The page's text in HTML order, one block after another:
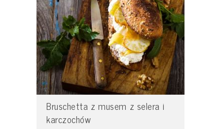
Bruschetta z musem z selera i
karczochów